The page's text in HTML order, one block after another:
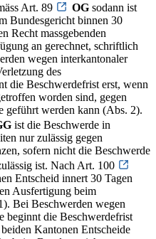
Art. 89
OG sodann ist
Bundesgericht binnen 30
Recht massgebenden
an gerechnet, schriftlich
wegen interkantonaler
des
die Beschwerdefrist erst, wenn
worden sind, gegen
geführt werden kann (Abs. 2).
ist die Beschwerde in
nur zulässig gegen
sofern nicht die Beschwerde
ist. Nach Art. 100
Entscheid innert 30 Tagen
Ausfertigung beim
Bei Beschwerden wegen
beginnt die Beschwerdefrist
Kantonen Entscheide